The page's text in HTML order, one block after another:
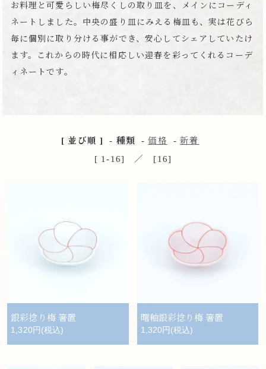
お料理と可愛らしい梅尽くしの取り皿を、メインにコーディ
ネートしました。中央の盛り皿にみえる梅皿も、実は花びら
毎に個別に取り分ける事ができ、安心してシェアしていたけ
ます。これからの時代に相応しい迎春を彩ってくれるコーデ
ィネートです。
[ 並び順 ] - 種類 -価格 -新着
[ 1-16] ／ [16]
銀彩捻り梅 箸置
1,320円(税込)
曙釉銀彩捻り梅 箸置
1,320円(税込)